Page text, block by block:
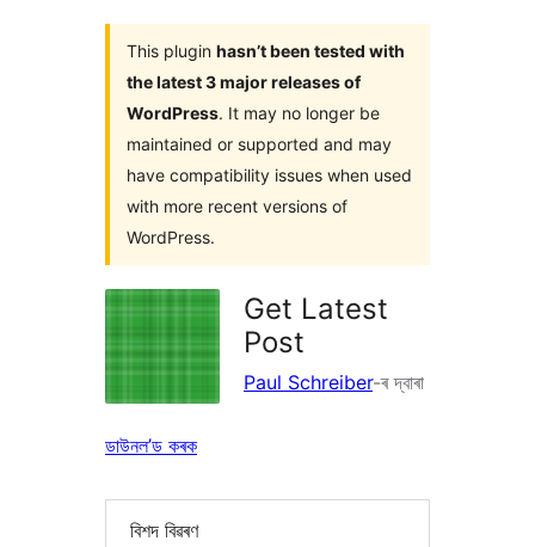
This plugin hasn’t been tested with
the latest 3 major releases of
WordPress. It may no longer be
maintained or supported and may
have compatibility issues when used
with more recent versions of
WordPress.
Get Latest
Post
Paul Schreiber-ৰ দ্বাৰা
ডাউনল’ড কৰক
বিশদ বিৱৰণ